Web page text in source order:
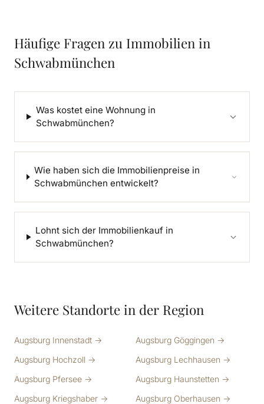
Häufige Fragen zu Immobilien in
Schwabmünchen
Was kostet eine Wohnung in
Schwabmünchen?
Wie haben sich die Immobilienpreise in
Schwabmünchen entwickelt?
Lohnt sich der Immobilienkauf in
Schwabmünchen?
Weitere Standorte in der Region
Augsburg Innenstadt →
Augsburg Göggingen →
Augsburg Hochzoll →
Augsburg Lechhausen →
Augsburg Pfersee →
Augsburg Haunstetten →
Augsburg Kriegshaber →
Augsburg Oberhausen →